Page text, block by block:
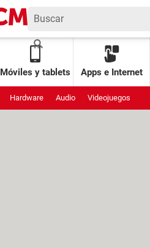
Móviles y tablets Apps e Internet
Hardware Audio Videojuegos